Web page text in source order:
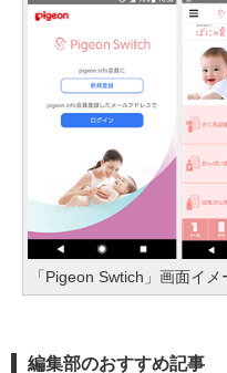
「Pigeon Swtich」画面イメ
編集部のおすすめ記事